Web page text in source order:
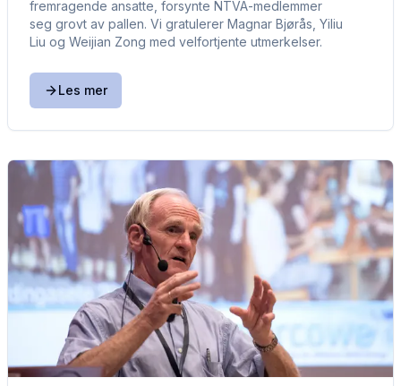
fremragende ansatte, forsynte NTVA-medlemmer
seg grovt av pallen. Vi gratulerer Magnar Bjørås, Yiliu
Liu og Weijian Zong med velfortjente utmerkelser.
Les mer